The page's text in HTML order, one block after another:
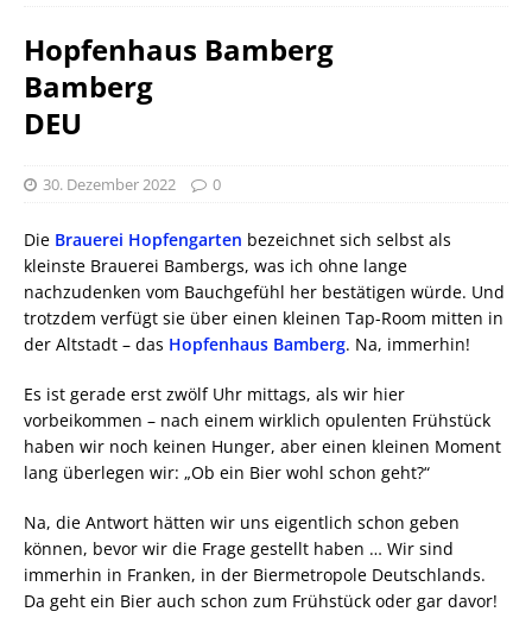
Hopfenhaus Bamberg
Bamberg
DEU
30. Dezember 2022 0
Die Brauerei Hopfengarten bezeichnet sich selbst als
kleinste Brauerei Bambergs, was ich ohne lange
nachzudenken vom Bauchgefühl her bestätigen würde. Und
trotzdem verfügt sie über einen kleinen Tap-Room mitten in
der Altstadt – das Hopfenhaus Bamberg. Na, immerhin!
Es ist gerade erst zwölf Uhr mittags, als wir hier
vorbeikommen – nach einem wirklich opulenten Frühstück
haben wir noch keinen Hunger, aber einen kleinen Moment
lang überlegen wir: „Ob ein Bier wohl schon geht?“
Na, die Antwort hätten wir uns eigentlich schon geben
können, bevor wir die Frage gestellt haben … Wir sind
immerhin in Franken, in der Biermetropole Deutschlands.
Da geht ein Bier auch schon zum Frühstück oder gar davor!